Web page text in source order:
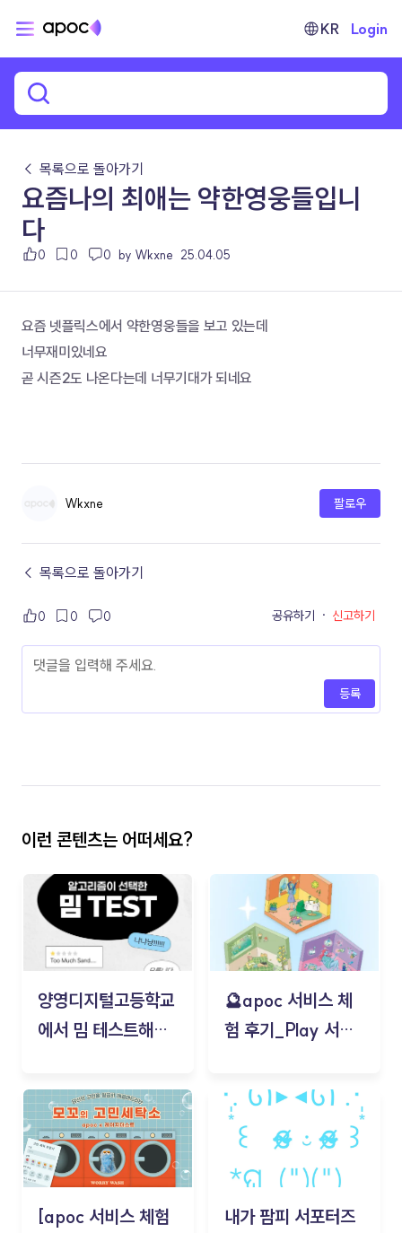
KR Login
← 목록으로 돌아가기
요즘나의 최애는 약한영웅들입니
다
0 0 0 by Wkxne 25.04.05
요즘 넷플릭스에서 약한영웅들을 보고 있는데
너무재미있네요
곧 시즌2도 나온다는데 너무기대가 되네요
Wkxne 팔로우
← 목록으로 돌아가기
0 0 0 공유하기 · 신고하기
등록
이런 콘텐츠는 어떠세요?
양영디지털고등학교
에서 밈 테스트해보
🔮apoc 서비스 체
험 후기_Play 서비
김태현
[apoc 서비스 체험
내가 팜피 서포터즈